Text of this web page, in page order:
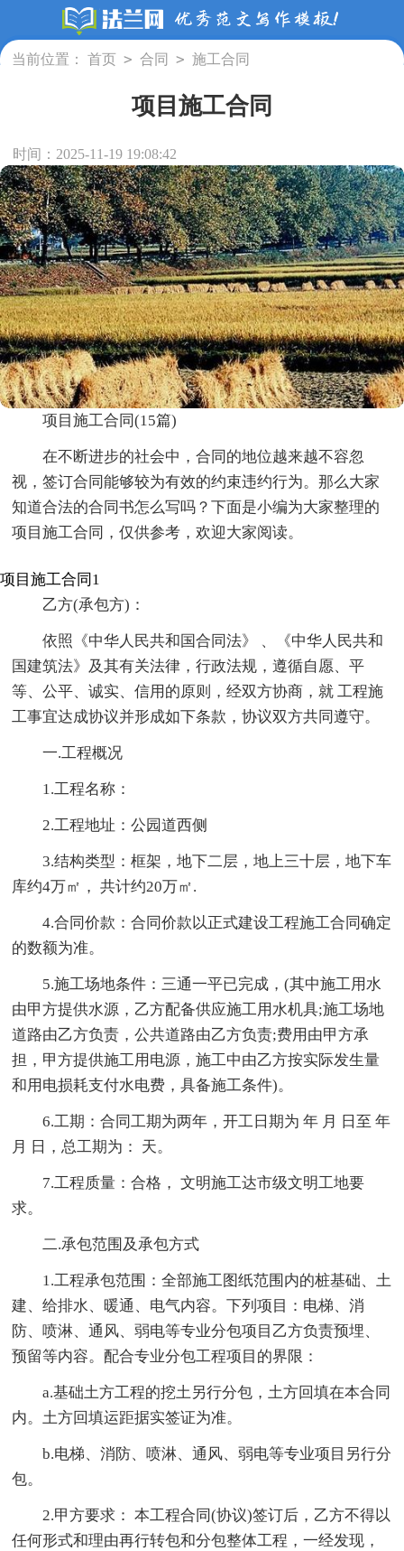
当前位置： 首页 > 合同 > 施工合同
项目施工合同
时间：2025-11-19 19:08:42
项目施工合同(15篇)
在不断进步的社会中，合同的地位越来越不容忽
视，签订合同能够较为有效的约束违约行为。那么大家
知道合法的合同书怎么写吗？下面是小编为大家整理的
项目施工合同，仅供参考，欢迎大家阅读。
项目施工合同1
乙方(承包方)：
依照《中华人民共和国合同法》 、《中华人民共和
国建筑法》及其有关法律，行政法规，遵循自愿、平
等、公平、诚实、信用的原则，经双方协商，就 工程施
工事宜达成协议并形成如下条款，协议双方共同遵守。
一.工程概况
1.工程名称：
2.工程地址：公园道西侧
3.结构类型：框架，地下二层，地上三十层，地下车
库约4万㎡， 共计约20万㎡.
4.合同价款：合同价款以正式建设工程施工合同确定
的数额为准。
5.施工场地条件：三通一平已完成，(其中施工用水
由甲方提供水源，乙方配备供应施工用水机具;施工场地
道路由乙方负责，公共道路由乙方负责;费用由甲方承
担，甲方提供施工用电源，施工中由乙方按实际发生量
和用电损耗支付水电费，具备施工条件)。
6.工期：合同工期为两年，开工日期为 年 月 日至 年
月 日，总工期为： 天。
7.工程质量：合格， 文明施工达市级文明工地要
求。
二.承包范围及承包方式
1.工程承包范围：全部施工图纸范围内的桩基础、土
建、给排水、暖通、电气内容。下列项目：电梯、消
防、喷淋、通风、弱电等专业分包项目乙方负责预埋、
预留等内容。配合专业分包工程项目的界限：
a.基础土方工程的挖土另行分包，土方回填在本合同
内。土方回填运距据实签证为准。
b.电梯、消防、喷淋、通风、弱电等专业项目另行分
包。
2.甲方要求： 本工程合同(协议)签订后，乙方不得以
任何形式和理由再行转包和分包整体工程，一经发现，